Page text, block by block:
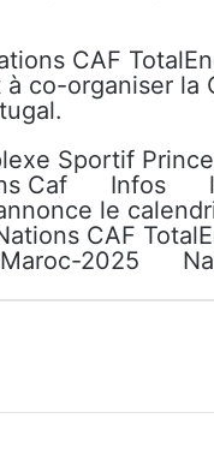
CAF
co-organiser la
Sportif
Caf Infos
le
CAF
Maroc-2025